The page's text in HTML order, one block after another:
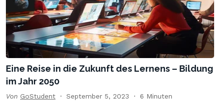
Eine Reise in die Zukunft des Lernens – Bildung
im Jahr 2050
Von GoStudent September 5, 2023 6 Minuten